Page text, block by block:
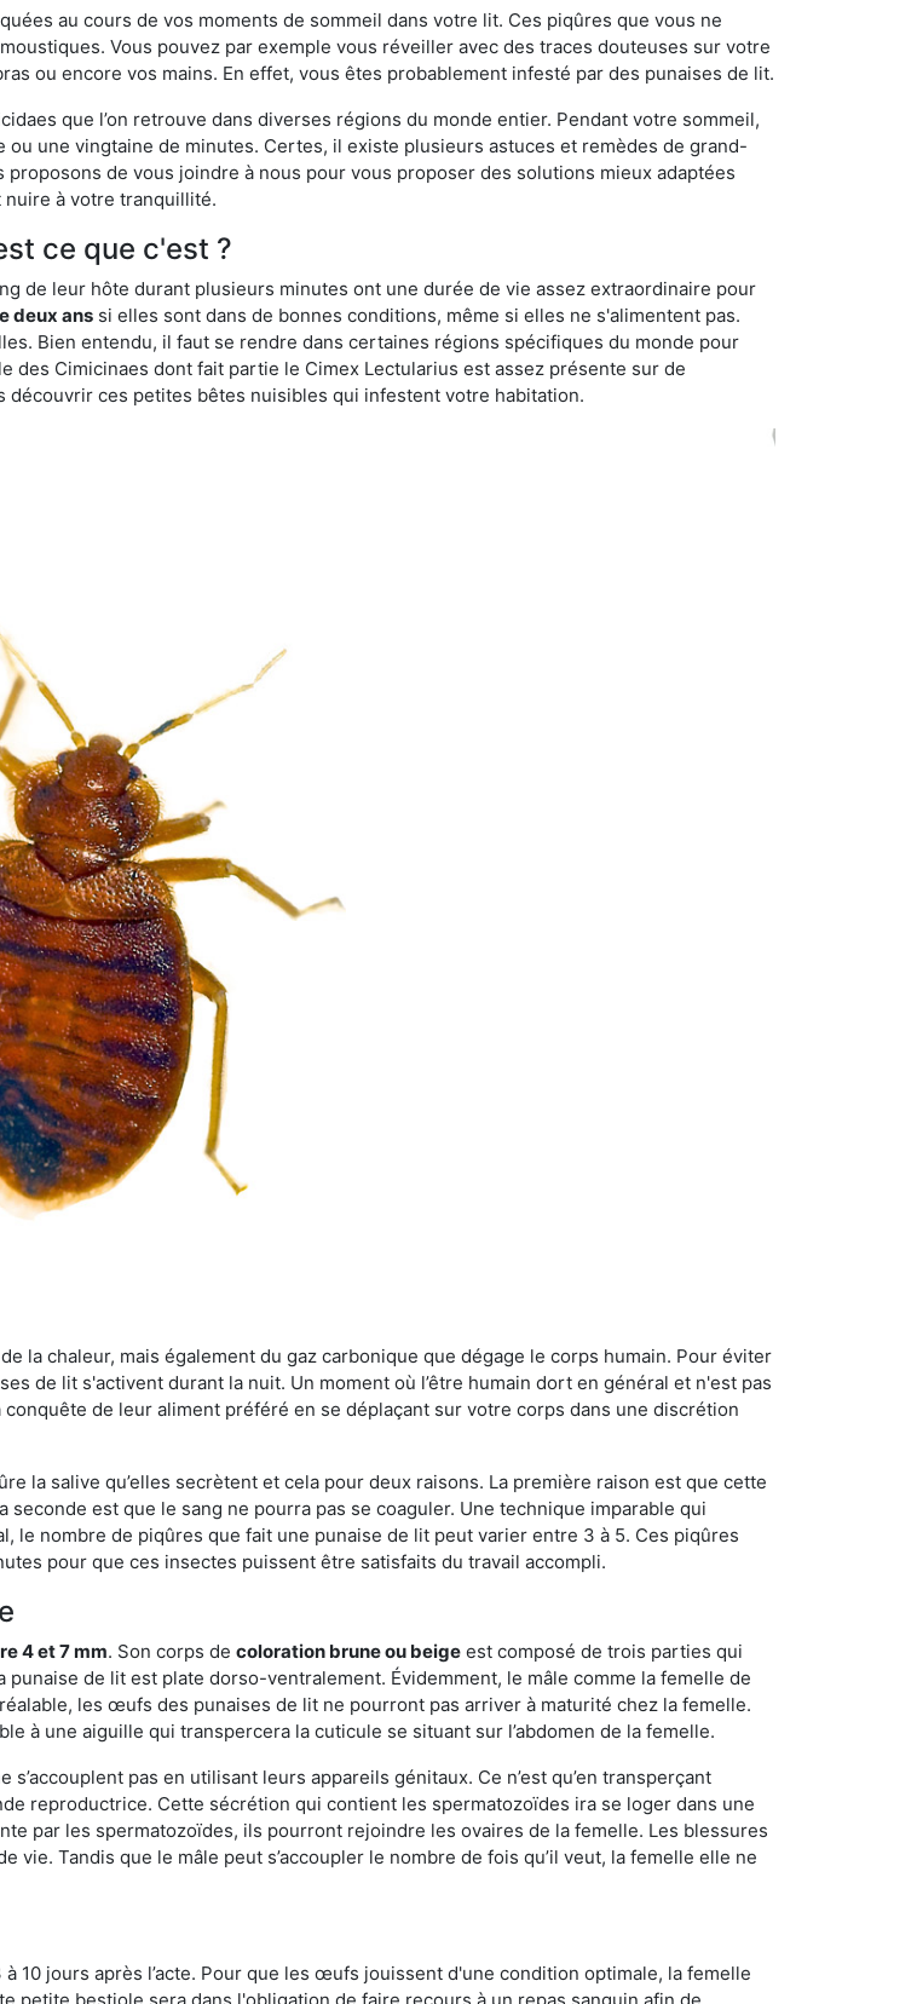
au cours de vos moments de sommeil dans votre lit. Ces piqûres que vous ne
Vous pouvez par exemple vous réveiller avec des traces douteuses sur votre
ou encore vos mains. En effet, vous êtes probablement infesté par des punaises de lit.
que l’on retrouve dans diverses régions du monde entier. Pendant votre sommeil,
une vingtaine de minutes. Certes, il existe plusieurs astuces et remèdes de grand-
de vous joindre à nous pour vous proposer des solutions mieux adaptées
à votre tranquillité.
ce que c'est ?
de leur hôte durant plusieurs minutes ont une durée de vie assez extraordinaire pour
deux ans si elles sont dans de bonnes conditions, même si elles ne s'alimentent pas.
Bien entendu, il faut se rendre dans certaines régions spécifiques du monde pour
Cimicinaes dont fait partie le Cimex Lectularius est assez présente sur de
ces petites bêtes nuisibles qui infestent votre habitation.
la chaleur, mais également du gaz carbonique que dégage le corps humain. Pour éviter
de lit s'activent durant la nuit. Un moment où l’être humain dort en général et n'est pas
de leur aliment préféré en se déplaçant sur votre corps dans une discrétion
la salive qu’elles secrètent et cela pour deux raisons. La première raison est que cette
est que le sang ne pourra pas se coaguler. Une technique imparable qui
le nombre de piqûres que fait une punaise de lit peut varier entre 3 à 5. Ces piqûres
pour que ces insectes puissent être satisfaits du travail accompli.
4 et 7 mm. Son corps de coloration brune ou beige est composé de trois parties qui
punaise de lit est plate dorso-ventralement. Évidemment, le mâle comme la femelle de
les œufs des punaises de lit ne pourront pas arriver à maturité chez la femelle.
à une aiguille qui transpercera la cuticule se situant sur l’abdomen de la femelle.
pas en utilisant leurs appareils génitaux. Ce n’est qu’en transperçant
reproductrice. Cette sécrétion qui contient les spermatozoïdes ira se loger dans une
par les spermatozoïdes, ils pourront rejoindre les ovaires de la femelle. Les blessures
vie. Tandis que le mâle peut s’accoupler le nombre de fois qu’il veut, la femelle elle ne
10 jours après l’acte. Pour que les œufs jouissent d'une condition optimale, la femelle